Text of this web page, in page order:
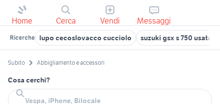
Home Cerca Vendi Messaggi
Ricerche lupo cecoslovacco cucciolo suzuki gsx s 750 usata
Subito Abbigliamento e accessori
Cosa cerchi?